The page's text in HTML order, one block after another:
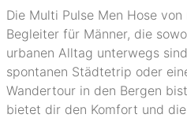
Die Multi Pulse Men Hose
Begleiter für Männer, die
urbanen Alltag unterwegs
spontanen Städtetrip oder
Wandertour in den Bergen
bietet dir den Komfort und